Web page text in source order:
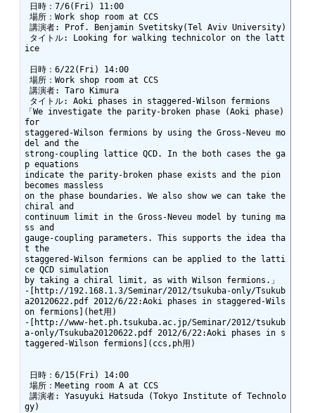
ice
「We investigate the parity-broken phase (Aoki phase)
for
staggered-Wilson fermions by using the Gross-Neveu mo
del and the
strong-coupling lattice QCD. In the both cases the ga
p equations
indicate the parity-broken phase exists and the pion
becomes massless
on the phase boundaries. We also show we can take the
chiral and
continuum limit in the Gross-Neveu model by tuning ma
ss and
gauge-coupling parameters. This supports the idea tha
t the
staggered-Wilson fermions can be applied to the latti
ce QCD simulation
by taking a chiral limit, as with Wilson fermions.」
-[http://192.168.1.3/Seminar/2012/tsukuba-only/Tsukub
a20120622.pdf 2012/6/22:Aoki phases in staggered-Wils
on fermions](het用)
-[http://www-het.ph.tsukuba.ac.jp/Seminar/2012/tsukub
a-only/Tsukuba20120622.pdf 2012/6/22:Aoki phases in s
taggered-Wilson fermions](ccs,ph用)
gy)